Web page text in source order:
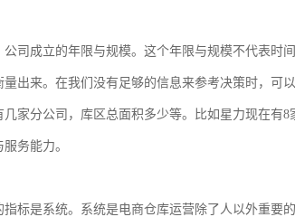
司成立的年限与规模。这个年限与规模不代表时
量出来。在我们没有足够的信息来参考决策时，可
几家分公司，库区总面积多少等。比如星力现在有
务能力。
标是系统。系统是电商仓库运营除了人以外重要